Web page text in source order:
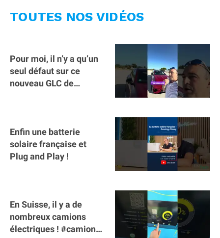
TOUTES NOS VIDÉOS
Pour moi, il n’y a qu’un
seul défaut sur ce
nouveau GLC de
Enfin une batterie
solaire française et
Plug and Play !
En Suisse, il y a de
nombreux camions
électriques ! #camion